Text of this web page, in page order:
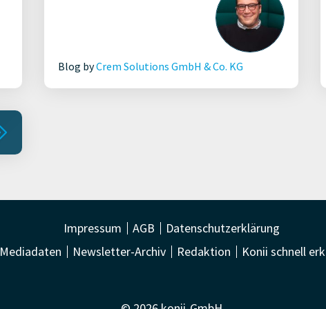
Blog byCrem Solutions GmbH & Co. KG
Impressum AGB
Datenschutzerklärung
Mediadaten
Newsletter-Archiv Redaktion Konii schnell